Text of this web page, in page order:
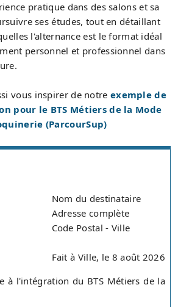
pratique dans des salons et sa
ses études, tout en détaillant
l'alternance est le format idéal
personnel et professionnel dans
vous inspirer de notre exemple de
pour le BTS Métiers de la Mode
(ParcourSup)
Nom du destinataire
Adresse complète
Code Postal - Ville
Fait à Ville, le 8 août 2026
à l'intégration du BTS Métiers de la